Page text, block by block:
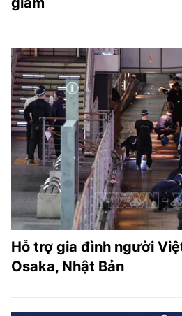
Hỗ trợ gia đình người
Osaka, Nhật Bản